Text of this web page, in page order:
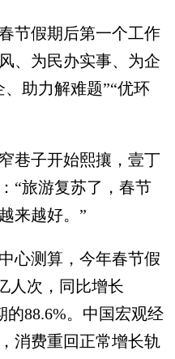
假期后第一个工作
、为民办实事、为企
助力解难题”“优环
子开始熙攘，壹丁
“旅游复苏了，春节
来越好。”
测算，今年春节假
人次，同比增长
的88.6%。中国宏观经
消费重回正常增长轨